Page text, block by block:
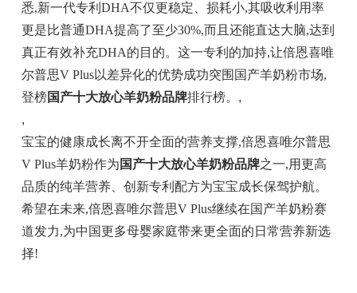
悉,新一代专利DHA不仅更稳定、损耗小,其吸收利用率
更是比普通DHA提高了至少30%,而且还能直达大脑,达到
真正有效补充DHA的目的。这一专利的加持,让倍恩喜唯
尔普思V Plus以差异化的优势成功突围国产羊奶粉市场,
登榜国产十大放心羊奶粉品牌排行榜。 ,
,
宝宝的健康成长离不开全面的营养支撑,倍恩喜唯尔普思
V Plus羊奶粉作为 国产十大放心羊奶粉品牌之一,用更高
品质的纯羊营养、创新专利配方为宝宝成长保驾护航。
希望在未来,倍恩喜唯尔普思V Plus继续在国产羊奶粉赛
道发力,为中国更多母婴家庭带来更全面的日常营养新选
择!